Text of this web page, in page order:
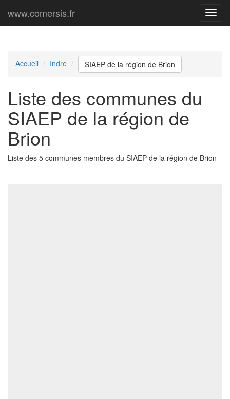
Menu
www.comersis.fr
Accueil Indre SIAEP de la région de Brion
Liste des communes du
SIAEP de la région de
Brion
Liste des 5 communes membres du SIAEP de la région de Brion